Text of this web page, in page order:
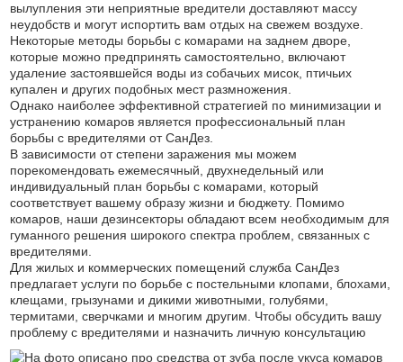
вылупления эти неприятные вредители доставляют массу
неудобств и могут испортить вам отдых на свежем воздухе.
Некоторые методы борьбы с комарами на заднем дворе,
которые можно предпринять самостоятельно, включают
удаление застоявшейся воды из собачьих мисок, птичьих
купален и других подобных мест размножения.
Однако наиболее эффективной стратегией по минимизации и
устранению комаров является профессиональный план
борьбы с вредителями от СанДез.
В зависимости от степени заражения мы можем
порекомендовать ежемесячный, двухнедельный или
индивидуальный план борьбы с комарами, который
соответствует вашему образу жизни и бюджету. Помимо
комаров, наши дезинсекторы обладают всем необходимым для
гуманного решения широкого спектра проблем, связанных с
вредителями.
Для жилых и коммерческих помещений служба СанДез
предлагает услуги по борьбе с постельными клопами, блохами,
клещами, грызунами и дикими животными, голубями,
термитами, сверчками и многим другим. Чтобы обсудить вашу
проблему с вредителями и назначить личную консультацию